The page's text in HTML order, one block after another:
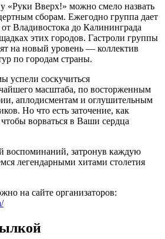
«Руки Вверх!» можно смело назвать
сборам. Ежегодно группа дает
Владивостока до Калининграда
этих городов. Гастроли группы
на новый уровень — коллектив
по городам страны.
успели соскучиться
масштаба, по восторженным
аплодисментам и оглушительным
Но что есть заточение, как
ворваться в Ваши сердца
воспоминаний, затронув каждую
легендарными хитами столетия
на сайте организаторов: